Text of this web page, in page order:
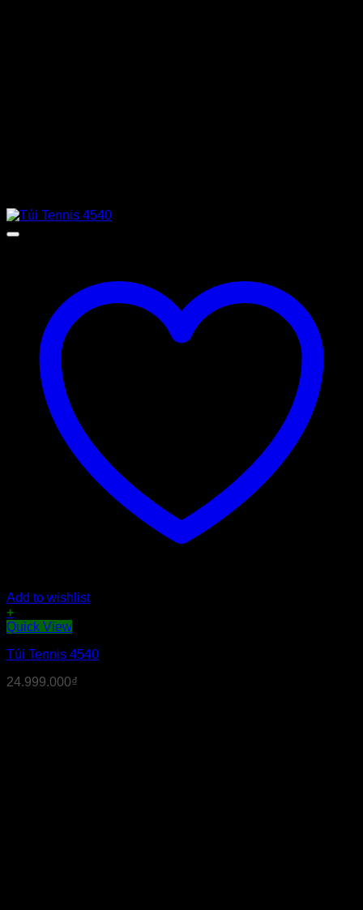
Add to wishlist
+
Quick View
Túi Tennis 4540
24.999.000₫